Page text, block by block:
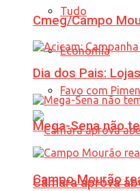
Tudo
Economia
Favo com
Câmara aprova
Cmeg/Campo
Dia dos Pais:
Mega-Sena não
Campo Mourão